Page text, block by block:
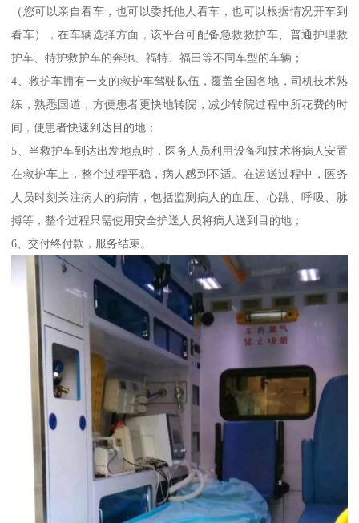
（您可以亲自看车，也可以委托他人看车，也可以根据情况开车到
看车），在车辆选择方面，该平台可配备急救救护车、普通护理救
护车、特护救护车的奔驰、福特、福田等不同车型的车辆；
4、救护车拥有一支的救护车驾驶队伍，覆盖全国各地，司机技术熟
练，熟悉国道，方便患者更快地转院，减少转院过程中所花费的时
间，使患者快速到达目的地；
5、当救护车到达出发地点时，医务人员利用设备和技术将病人安置
在救护车上，整个过程平稳，病人感到不适。在运送过程中，医务
人员时刻关注病人的病情，包括监测病人的血压、心跳、呼吸、脉
搏等，整个过程只需使用安全护送人员将病人送到目的地；
6、交付终付款，服务结束。